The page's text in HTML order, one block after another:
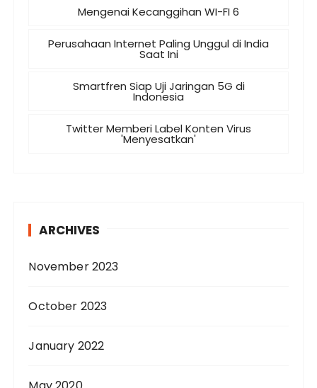
Mengenai Kecanggihan WI-FI 6
Perusahaan Internet Paling Unggul di India
Saat Ini
Smartfren Siap Uji Jaringan 5G di
Indonesia
Twitter Memberi Label Konten Virus
'Menyesatkan'
ARCHIVES
November 2023
October 2023
January 2022